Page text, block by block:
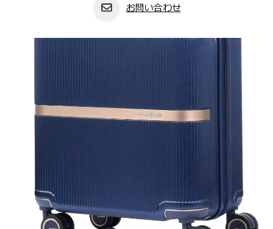
お問い合わせ